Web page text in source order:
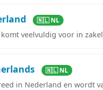
🇳🇱 NL
komt veelvuldig voor in
🇳🇱 NL
in Nederland en wordt